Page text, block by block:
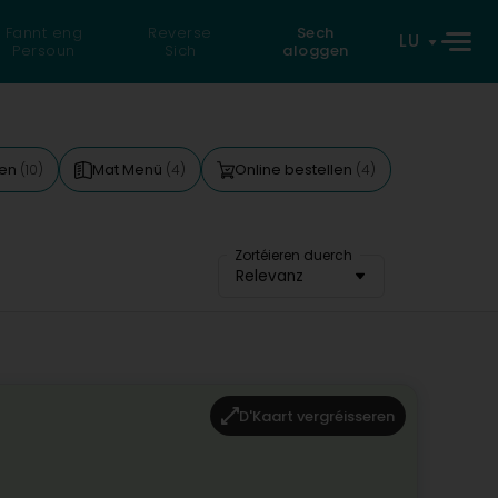
Fannt eng
Persoun
Reverse
Sich
Sech
aloggen
LU
(10) Mat Menü (4) Online bestellen (4)
Zortéieren duerch
Relevanz
D'Kaart vergréisseren